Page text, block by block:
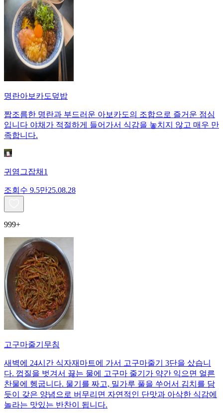
명란아보카도덮밥
짭조름한 명란과 부드러운 아보카도의 조합으로 즐거운 점심
입니다 야채가 적절하게 들어가서 식감을 놓치지 않고 매우 만
족합니다.
귀염그잡채1
조회수 9.5만25.08.28
999+
고구마줄기무침
새벽에 24시간 식자재마트에 가서 고구마줄기 3단을 샀습니
다. 껍질을 벗겨서 끓는 물에 고구마 줄기가 약간 익으면 얼른
찬물에 헹굽니다. 물기를 짜고, 밀가루 풀을 쑤어서 김치를 담
듯이 갖은 양념으로 버무리면 자연적인 단맛과 아삭한 식감에
놀라는 맛있는 반찬이 됩니다.